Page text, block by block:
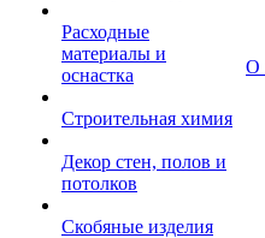
Расходные
материалы и
оснастка
Строительная химия
Декор стен, полов и
потолков
Скобяные изделия
О